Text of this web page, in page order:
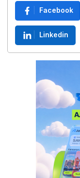
Facebook
Linkedin